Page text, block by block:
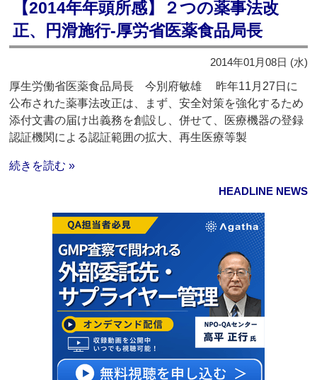
【2014年年頭所感】２つの薬事法改
正、円滑施行‐厚労省医薬食品局長
2014年01月08日 (水)
厚生労働省医薬食品局長 今別府敏雄 昨年11月27日に
公布された薬事法改正は、まず、安全対策を強化するため
添付文書の届け出義務を創設し、併せて、医療機器の登録
認証機関による認証範囲の拡大、再生医療等製
続きを読む »
HEADLINE NEWS